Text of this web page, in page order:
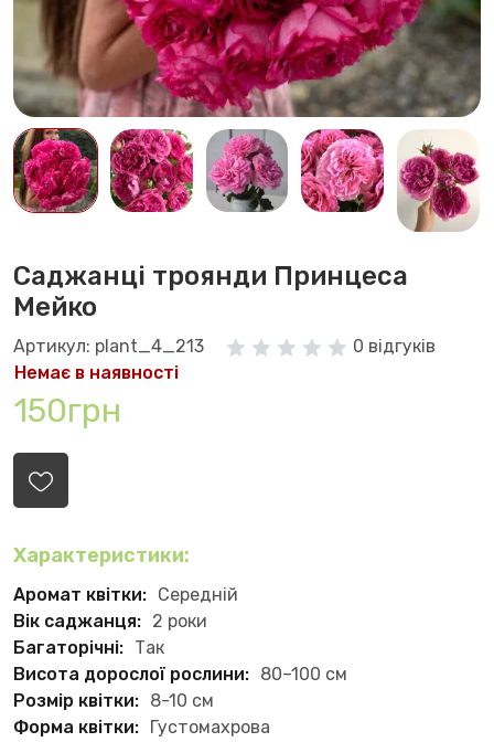
Саджанці троянди Принцеса
Мейко
Артикул: plant_4_213
0 відгуків
Немає в наявності
150грн
Характеристики:
Аромат квітки: Середній
Вік саджанця: 2 роки
Багаторічні: Так
Висота дорослої рослини: 80–100 см
Розмір квітки: 8-10 см
Форма квітки:
Густомахрова